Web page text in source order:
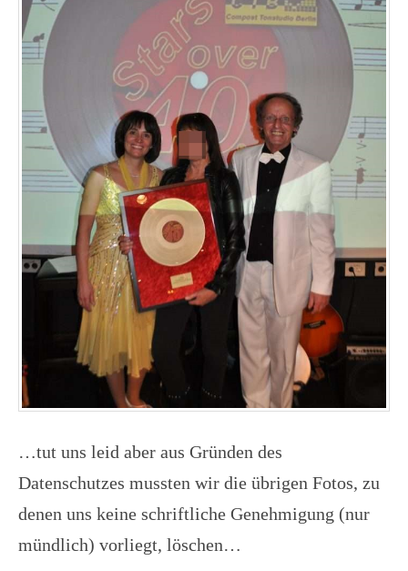
…tut uns leid aber aus Gründen des
Datenschutzes mussten wir die übrigen Fotos, zu
denen uns keine schriftliche Genehmigung (nur
mündlich) vorliegt, löschen…